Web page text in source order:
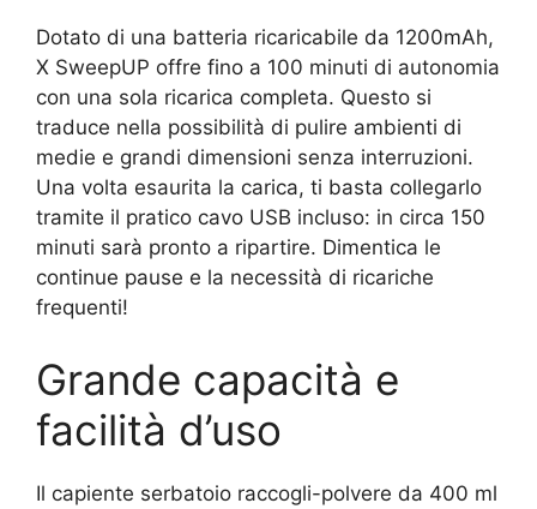
Dotato di una batteria ricaricabile da 1200mAh,
X SweepUP offre fino a 100 minuti di autonomia
con una sola ricarica completa. Questo si
traduce nella possibilità di pulire ambienti di
medie e grandi dimensioni senza interruzioni.
Una volta esaurita la carica, ti basta collegarlo
tramite il pratico cavo USB incluso: in circa 150
minuti sarà pronto a ripartire. Dimentica le
continue pause e la necessità di ricariche
frequenti!
Grande capacità e
facilità d’uso
Il capiente serbatoio raccogli-polvere da 400 ml